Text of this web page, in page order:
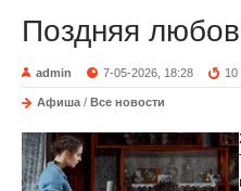
Поздняя
admin 7-05-2026, 18:28 10
Афиша / Все новости